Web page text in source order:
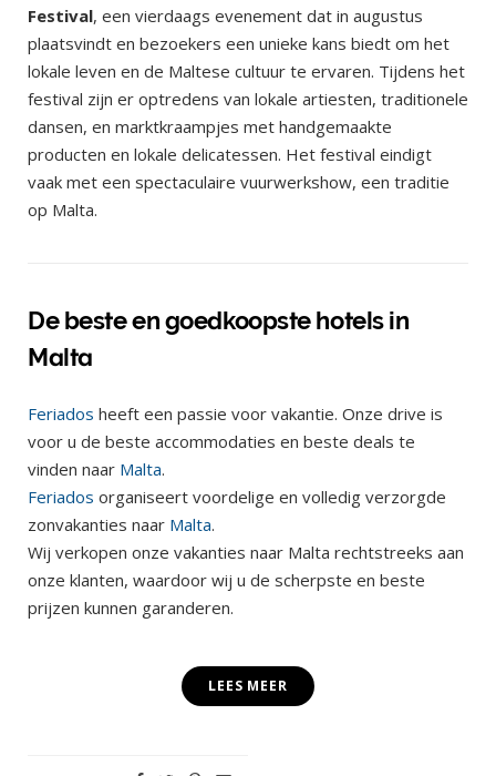
Festival, een vierdaags evenement dat in augustus
plaatsvindt en bezoekers een unieke kans biedt om het
lokale leven en de Maltese cultuur te ervaren. Tijdens het
festival zijn er optredens van lokale artiesten, traditionele
dansen, en marktkraampjes met handgemaakte
producten en lokale delicatessen. Het festival eindigt
vaak met een spectaculaire vuurwerkshow, een traditie
op Malta.
De beste en goedkoopste hotels in
Malta
Feriados heeft een passie voor vakantie. Onze drive is
voor u de beste accommodaties en beste deals te
vinden naar Malta.
Feriados organiseert voordelige en volledig verzorgde
zonvakanties naar Malta.
Wij verkopen onze vakanties naar Malta rechtstreeks aan
onze klanten, waardoor wij u de scherpste en beste
prijzen kunnen garanderen.
LEES MEER